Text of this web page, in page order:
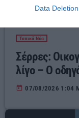
Data Deletion
Τοπικά Νέα
Σέρρες:
λίγο – Ο
today 07/08/2026 1:04